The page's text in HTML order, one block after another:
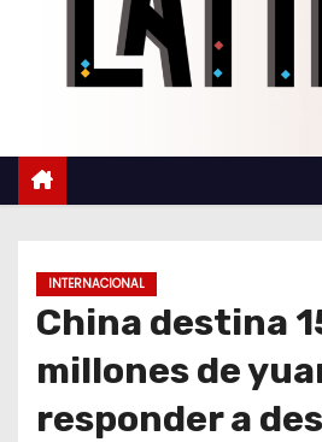
INTERNACIONAL
China destina
millones de
responder a